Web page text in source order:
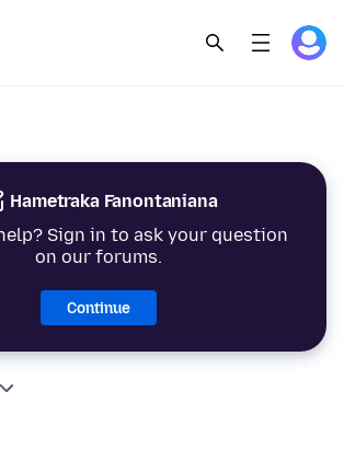
Hametraka Fanontaniana
Sign in to ask your question
on our forums.
Continue